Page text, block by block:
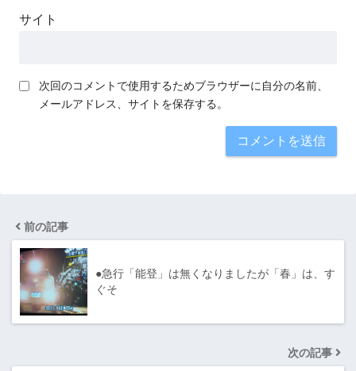
サイト
次回のコメントで使用するためブラウザーに自分の名前、
メールアドレス、サイトを保存する。
前の記事
●急行「能登」は無くなりましたが「春」は、す
ぐそ
次の記事